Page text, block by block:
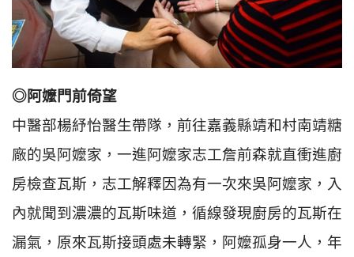
◎阿嬤門前倚望
中醫部楊紓怡醫生帶隊，前往嘉義縣靖和村南靖糖
廠的吳阿嬤家，一進阿嬤家志工詹前森就直衝進廚
房檢查瓦斯，志工解釋因為有一次來吳阿嬤家，入
內就聞到濃濃的瓦斯味道，循線發現廚房的瓦斯在
漏氣，原來瓦斯接頭處未轉緊，阿嬤孤身一人，年